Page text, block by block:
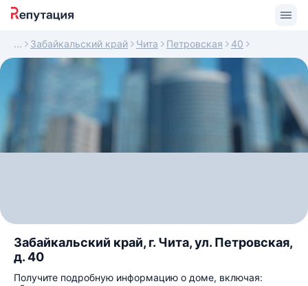
Забайкальский край Чита Петровская 40
Забайкальский край, г. Чита, ул. Петровская,
д. 40
Получите подробную информацию о доме, включая: